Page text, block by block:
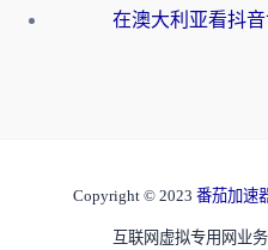
Copyright © 2023 番茄加速
互联网虚拟专用网业